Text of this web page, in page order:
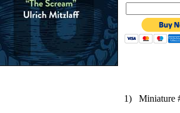
1) Miniature